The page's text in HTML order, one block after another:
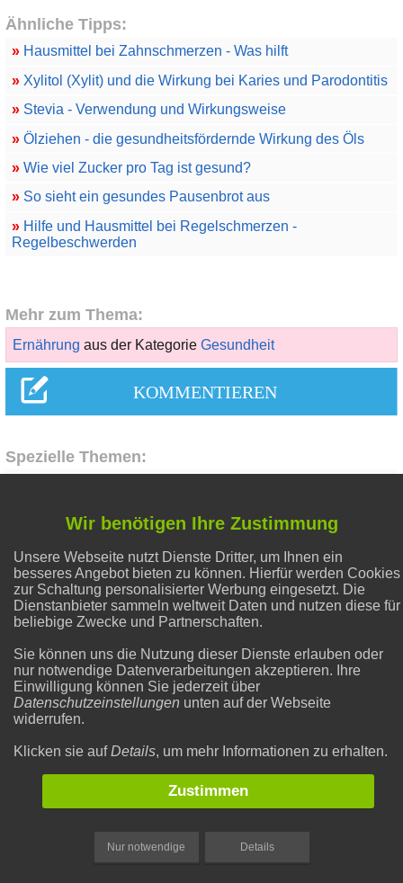
Ähnliche Tipps:
»Hausmittel bei Zahnschmerzen - Was hilft
»Xylitol (Xylit) und die Wirkung bei Karies und Parodontitis
»Stevia - Verwendung und Wirkungsweise
»Ölziehen - die gesundheitsfördernde Wirkung des Öls
»Wie viel Zucker pro Tag ist gesund?
»So sieht ein gesundes Pausenbrot aus
»Hilfe und Hausmittel bei Regelschmerzen -
Regelbeschwerden
Mehr zum Thema:
Ernährung aus der Kategorie Gesundheit
Spezielle Themen:
Hausmittel Zitrone
Liebe & Partnerschaft
Natron und Backpulver
Gesunder Schlaf
Wir benötigen Ihre Zustimmung
Unsere Webseite nutzt Dienste Dritter, um Ihnen ein
besseres Angebot bieten zu können. Hierfür werden Cookies
zur Schaltung personalisierter Werbung eingesetzt. Die
Dienstanbieter sammeln weltweit Daten und nutzen diese für
beliebige Zwecke und Partnerschaften.
Sie können uns die Nutzung dieser Dienste erlauben oder
nur notwendige Datenverarbeitungen akzeptieren. Ihre
Einwilligung können Sie jederzeit über
Datenschutzeinstellungen unten auf der Webseite
widerrufen.
Klicken sie aufDetails, um mehr Informationen zu erhalten.
Zustimmen
Nur notwendige Details